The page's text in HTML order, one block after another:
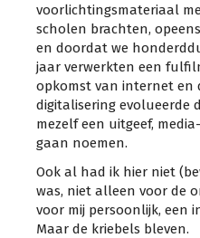
voorlichtingsmateriaal
scholen brachten,
en doordat we
jaar verwerkten een
opkomst van internet en
digitalisering evolueerde
mezelf een uitgeef,
gaan noemen.
Ook al had ik hier niet
was, niet alleen voor de
voor mij persoonlijk, een
Maar de kriebels bleven.